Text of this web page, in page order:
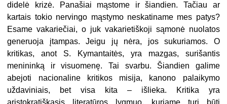
didelė krizė. Panašiai mąstome ir šiandien. Tačiau ar
kartais tokio nervingo mąstymo ne­skatiname mes patys?
Esame vakariečiai, o juk vakarietiškoji sąmonė nuolatos
generuoja įtampas. Jeigu jų nėra, jos sukuriamos. O
kritikas, anot S. Kyman­taitės, yra mazgas, surišantis
menininką ir visuomenę. Tai svarbu. Šiandien galime
abejoti nacionaline kritikos misija, kanono palaikymo
uždaviniais, bet visa kita – išlieka. Kritika yra